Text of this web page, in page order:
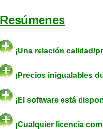
Resúmenes
¡Una relación calidad/
¡Precios inigualables
¡El software está
¡Cualquier licencia